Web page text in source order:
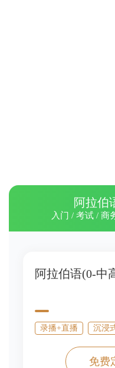
阿拉伯
入门 / 考试 / 商
阿拉伯语(0-中
录播+直播 沉浸
免费